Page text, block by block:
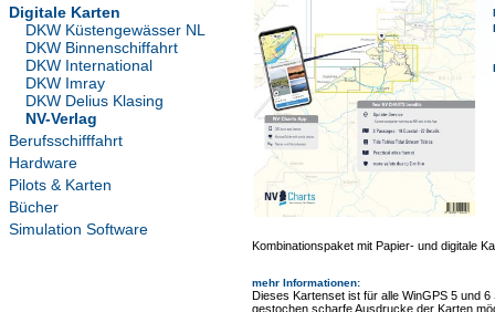
Digitale Karten
DKW Küstengewässer NL
DKW Binnenschiffahrt
DKW International
DKW Imray
DKW Delius Klasing
NV-Verlag
Berufsschifffahrt
Hardware
Pilots & Karten
Bücher
Simulation Software
Kombinationspaket mit Papier- und digitale
mehr Informationen:
Dieses Kartenset ist für alle WinGPS 5 und
gestochen scharfe Ausdrucke der Karten